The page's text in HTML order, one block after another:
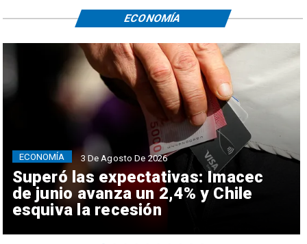
Superó las expectativas: Imacec
de junio avanza un 2,4% y Chile
esquiva la recesión
ECONOMÍA 3 De Agosto De 2026
ECONOMÍA